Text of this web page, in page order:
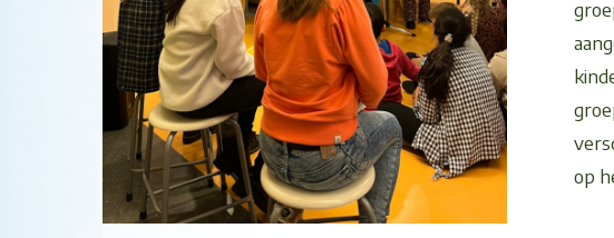
op